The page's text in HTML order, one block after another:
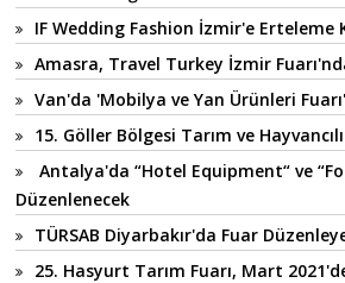
IF Wedding Fashion İzmir'e Erteleme
Amasra, Travel Turkey İzmir
Van'da 'Mobilya ve Yan Ürünleri Fuarı'
15. Göller Bölgesi Tarım ve
Antalya'da “Hotel Equipment“ ve
Düzenlenecek
TÜRSAB Diyarbakır'da Fuar
25. Hasyurt Tarım Fuarı, Mart